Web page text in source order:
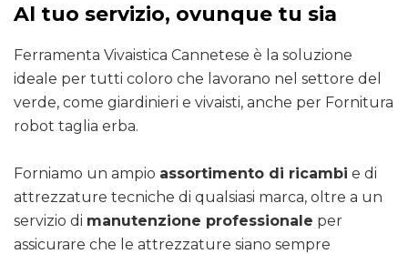
Al tuo servizio, ovunque tu sia
Ferramenta Vivaistica Cannetese è la soluzione
ideale per tutti coloro che lavorano nel settore del
verde, come giardinieri e vivaisti, anche per Fornitura
robot taglia erba.
Forniamo un ampio assortimento di ricambi e di
attrezzature tecniche di qualsiasi marca, oltre a un
servizio di manutenzione professionale per
assicurare che le attrezzature siano sempre